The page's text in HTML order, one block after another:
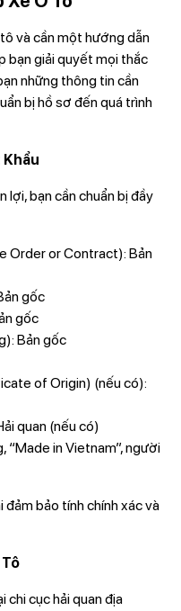
và cần một hướng dẫn
bạn giải quyết mọi thắc
những thông tin cần
bị hồ sơ đến quá trình
Khẩu
lợi, bạn cần chuẩn bị đầy
Order or Contract): Bản
gốc
gốc
Bản gốc
of Origin) (nếu có):
quan (nếu có)
“Made in Vietnam”, người
bảo tính chính xác và
chi cục hải quan địa